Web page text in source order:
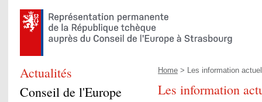
Home > Les information
Les information
Actualités
Conseil de l'Europe